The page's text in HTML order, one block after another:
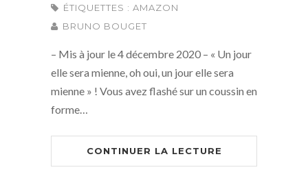
ÉTIQUETTES : AMAZON
BRUNO BOUGET
– Mis à jour le 4 décembre 2020 – « Un jour
elle sera mienne, oh oui, un jour elle sera
mienne » ! Vous avez flashé sur un coussin en
forme…
CONTINUER LA LECTURE